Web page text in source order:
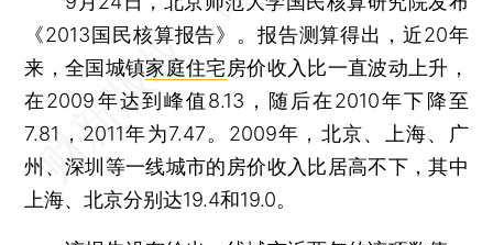
《2013国民核算报告》。报告测算得出，近20年
来，全国城镇家庭住宅房价收入比一直波动上升，
在2009年达到峰值8.13，随后在2010年下降至
7.81，2011年为7.47。2009年，北京、上海、广
州、深圳等一线城市的房价收入比居高不下，其中
上海、北京分别达19.4和19.0。